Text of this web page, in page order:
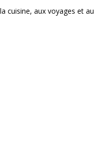
cuisine, aux voyages et au